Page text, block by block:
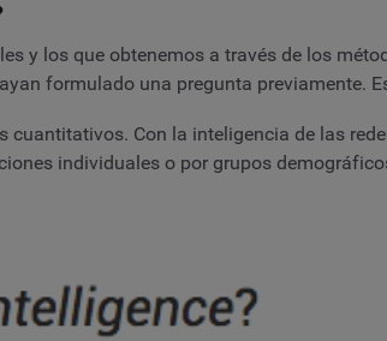
y los que obtenemos a través de los
formulado una pregunta previamente.
Con la inteligencia de las
individuales o por grupos